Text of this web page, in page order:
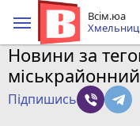
Всім.юа
Новини за
Підпишись